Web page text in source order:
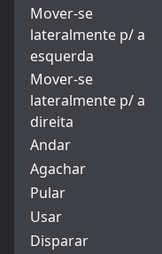
Mover-se
lateralmente p/ a
esquerda
Mover-se
lateralmente p/ a
direita
Andar
Agachar
Pular
Usar
Disparar